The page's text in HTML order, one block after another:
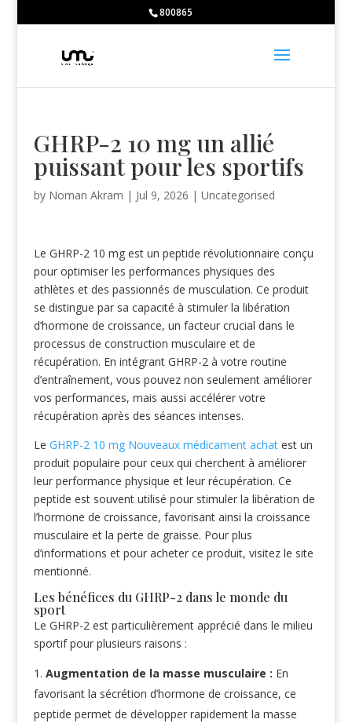
800865
GHRP-2 10 mg un allié
puissant pour les sportifs
by Noman Akram | Jul 9, 2026 | Uncategorised
Huberman Testosterone -https://www.youtube.com/
https://ods.od.nih.gov/factsheets/Caffeine-
Le GHRP-2 10 mg est un peptide révolutionnaire conçu
pour optimiser les performances physiques des
athlètes et des passionnés de musculation. Ce produit
se distingue par sa capacité à stimuler la libération
d’hormone de croissance, un facteur crucial dans le
processus de construction musculaire et de
récupération. En intégrant GHRP-2 à votre routine
d’entraînement, vous pouvez non seulement améliorer
vos performances, mais aussi accélérer votre
récupération après des séances intenses.
Le GHRP-2 10 mg Nouveaux médicament achatest un
produit populaire pour ceux qui cherchent à améliorer
leur performance physique et leur récupération. Ce
peptide est souvent utilisé pour stimuler la libération de
l’hormone de croissance, favorisant ainsi la croissance
musculaire et la perte de graisse. Pour plus
d’informations et pour acheter ce produit, visitez le site
mentionné.
Les bénéfices du GHRP-2 dans le monde du
sport
Le GHRP-2 est particulièrement apprécié dans le milieu
sportif pour plusieurs raisons :
Augmentation de la masse musculaire : En
favorisant la sécrétion d’hormone de croissance, ce
peptide permet de développer rapidement la masse